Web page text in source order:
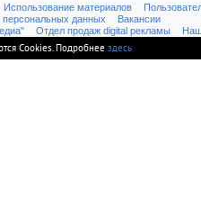
Использование материалов
данных
Вакансии
Отдел продаж digital рекламы
Cookies. Подробнее здесь